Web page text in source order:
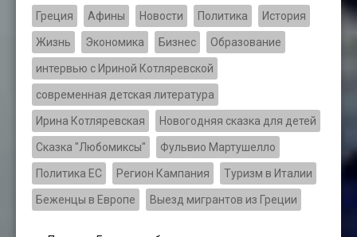
Греция Афины Новости Политика История
Жизнь Экономика Бизнес Образование
интервью с Ириной Котляревской
современная детская литература
Ирина Котляревская Новогодняя сказка для детей
Сказка "Любомиксы" Фульвио Мартушелло
Политика ЕС Регион Кампания Туризм в Италии
Беженцы в Европе Выезд мигрантов из Греции